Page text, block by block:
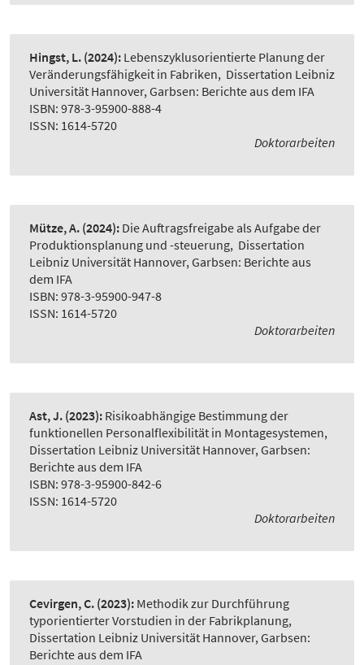
Hingst, L. (2024): Lebenszyklusorientierte Planung der
Veränderungsfähigkeit in Fabriken, Dissertation Leibniz
Universität Hannover, Garbsen: Berichte aus dem IFA
ISBN: 978-3-95900-888-4
ISSN: 1614-5720
Doktorarbeiten
Mütze, A. (2024): Die Auftragsfreigabe als Aufgabe der
Produktionsplanung und -steuerung, Dissertation
Leibniz Universität Hannover, Garbsen: Berichte aus
dem IFA
ISBN: 978-3-95900-947-8
ISSN: 1614-5720
Doktorarbeiten
Ast, J. (2023): Risikoabhängige Bestimmung der
funktionellen Personalflexibilität in Montagesystemen,
Dissertation Leibniz Universität Hannover, Garbsen:
Berichte aus dem IFA
ISBN: 978-3-95900-842-6
ISSN: 1614-5720
Doktorarbeiten
Cevirgen, C. (2023): Methodik zur Durchführung
typorientierter Vorstudien in der Fabrikplanung,
Dissertation Leibniz Universität Hannover, Garbsen:
Berichte aus dem IFA